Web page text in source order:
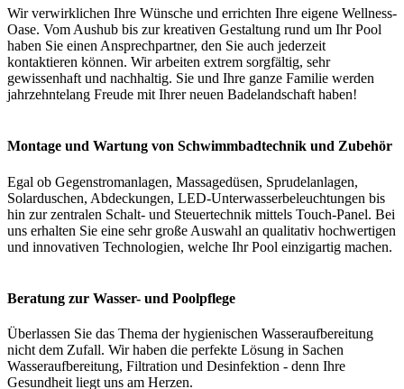
Wir verwirklichen Ihre Wünsche und errichten Ihre eigene Wellness-
Oase. Vom Aushub bis zur kreativen Gestaltung rund um Ihr Pool
haben Sie einen Ansprechpartner, den Sie auch jederzeit
kontaktieren können. Wir arbeiten extrem sorgfältig, sehr
gewissenhaft und nachhaltig. Sie und Ihre ganze Familie werden
jahrzehntelang Freude mit Ihrer neuen Badelandschaft haben!
Montage und Wartung von Schwimmbadtechnik und Zubehör
Egal ob Gegenstromanlagen, Massagedüsen, Sprudelanlagen,
Solarduschen, Abdeckungen, LED-Unterwasserbeleuchtungen bis
hin zur zentralen Schalt- und Steuertechnik mittels Touch-Panel. Bei
uns erhalten Sie eine sehr große Auswahl an qualitativ hochwertigen
und innovativen Technologien, welche Ihr Pool einzigartig machen.
Beratung zur Wasser- und Poolpflege
Überlassen Sie das Thema der hygienischen Wasseraufbereitung
nicht dem Zufall. Wir haben die perfekte Lösung in Sachen
Wasseraufbereitung, Filtration und Desinfektion - denn Ihre
Gesundheit liegt uns am Herzen.